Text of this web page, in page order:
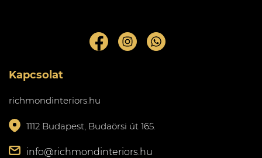
Kapcsolat
richmondinteriors.hu
1112 Budapest, Budaörsi út 165.
info@richmondinteriors.hu